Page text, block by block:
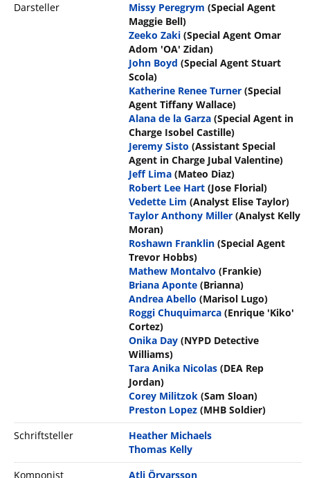
Darsteller
Missy Peregrym (Special Agent
Maggie Bell)
Zeeko Zaki (Special Agent Omar
Adom 'OA' Zidan)
John Boyd (Special Agent Stuart
Scola)
Katherine Renee Turner (Special
Agent Tiffany Wallace)
Alana de la Garza (Special Agent in
Charge Isobel Castille)
Jeremy Sisto (Assistant Special
Agent in Charge Jubal Valentine)
Jeff Lima (Mateo Diaz)
Robert Lee Hart (Jose Florial)
Vedette Lim (Analyst Elise Taylor)
Taylor Anthony Miller (Analyst Kelly
Moran)
Roshawn Franklin (Special Agent
Trevor Hobbs)
Mathew Montalvo (Frankie)
Briana Aponte (Brianna)
Andrea Abello (Marisol Lugo)
Roggi Chuquimarca (Enrique 'Kiko'
Cortez)
Onika Day (NYPD Detective
Williams)
Tara Anika Nicolas (DEA Rep
Jordan)
Corey Militzok (Sam Sloan)
Preston Lopez (MHB Soldier)
Schriftsteller
Heather Michaels
Thomas Kelly
Komponist
Atli Örvarsson